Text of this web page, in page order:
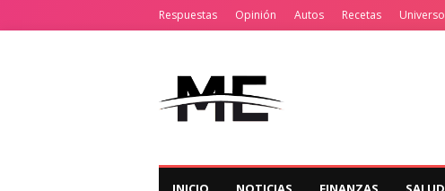
Respuestas Opinión Autos Recetas Universo